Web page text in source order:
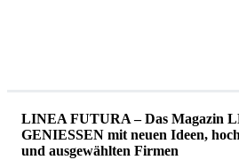
LINEA FUTURA – Das Magazin
GENIESSEN mit neuen Ideen,
und ausgewählten Firmen